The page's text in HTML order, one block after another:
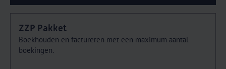
ZZP Pakket
Boekhouden en factureren met een maximum aantal
boekingen.